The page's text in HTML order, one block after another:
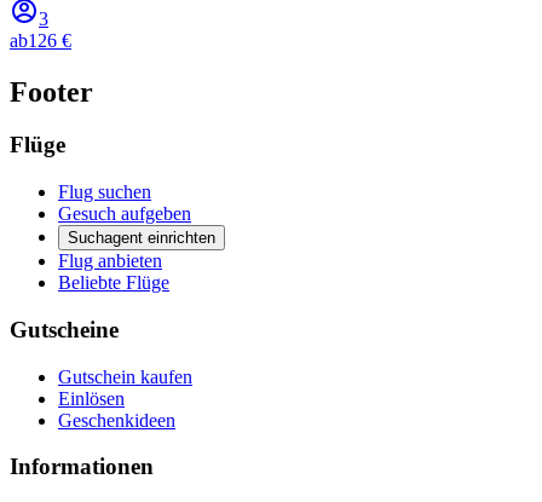
3
ab126 €
Footer
Flüge
Flug suchen
Gesuch aufgeben
Suchagent einrichten
Flug anbieten
Beliebte Flüge
Gutscheine
Gutschein kaufen
Einlösen
Geschenkideen
Informationen